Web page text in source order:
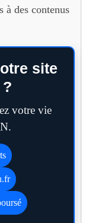
à des contenus
site
votre vie